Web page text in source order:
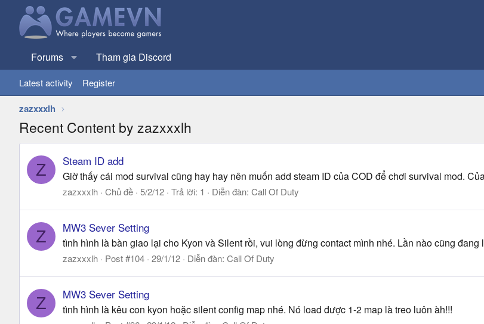
Forums Tham gia Discord
Latest activity Register
zazxxxlh
Recent Content by zazxxxlh
Z Steam ID add
Giờ thấy cái mod survival cũng hay hay nên muốn add steam ID của COD để chơi survival mod.
zazxxxlh Chủ đề 5/2/12 Trả lời: 1 Diễn đàn: Call Of Duty
Z MW3 Sever Setting
tình hình là bàn giao lại cho Kyon và Silent rồi, vui lòng đừng contact mình nhé. Lần nào cũng
zazxxxlh Post #104 29/1/12 Diễn đàn: Call Of Duty
Z MW3 Sever Setting
tình hình là kêu con kyon hoặc silent config map nhé. Nó load được 1-2 map là treo luôn àh!!!